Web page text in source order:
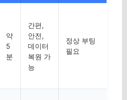
약
5
분
간편,
안전,
데이터
복원 가
능
정상 부팅
필요